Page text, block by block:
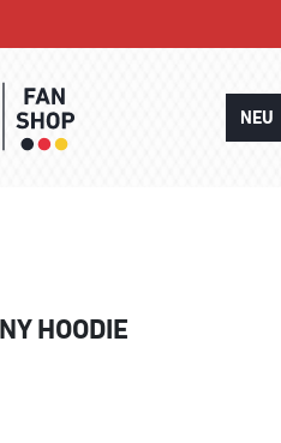
NEU
HOODIE